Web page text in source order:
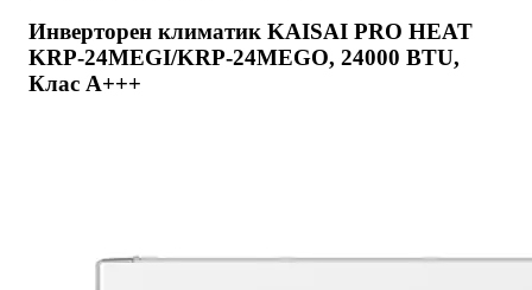
Инверторен климатик KAISAI PRO HEAT
KRP-24MEGI/KRP-24MEGO, 24000 BTU,
Клас A+++